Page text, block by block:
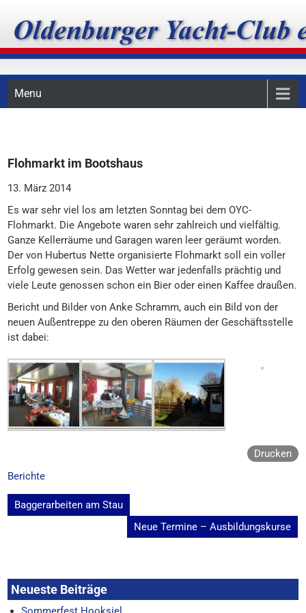
content
Oldenburger Yacht-Club
e.V.
Menu
Flohmarkt im Bootshaus
13. März 2014
Es war sehr viel los am letzten Sonntag bei dem OYC-
Flohmarkt. Die Angebote waren sehr zahlreich und vielfältig.
Ganze Kellerräume und Garagen waren leer geräumt worden.
Der von Hubertus Nette organisierte Flohmarkt soll ein voller
Erfolg gewesen sein. Das Wetter war jedenfalls prächtig und
viele Leute genossen schon ein Bier oder einen Kaffee draußen.
Bericht und Bilder von Anke Schramm, auch ein Bild von der
neuen Außentreppe zu den oberen Räumen der Geschäftsstelle
ist dabei:
Drucken
Berichte
Beitragsnavigation
Baggerarbeiten am Stau
Neue Termine – Ausbildungskurse
Neueste Beiträge